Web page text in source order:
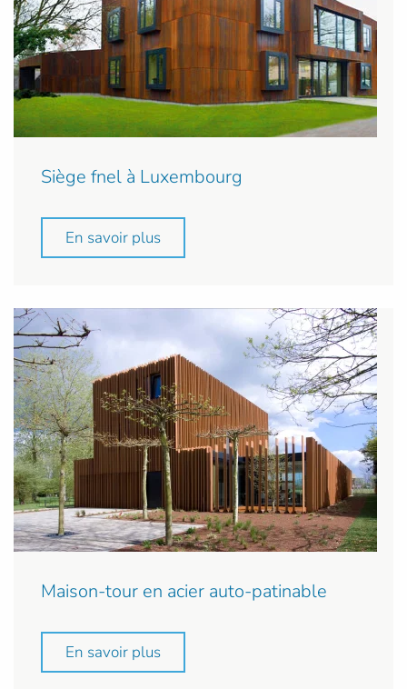
Siège fnel à Luxembourg
En savoir plus
Maison-tour en acier auto-patinable
En savoir plus